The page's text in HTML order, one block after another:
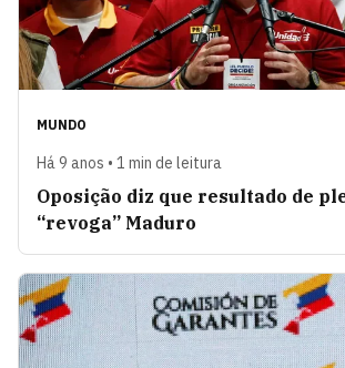
MUNDO
Há 9 anos • 1 min de leitura
Oposição diz que resultado de
“revoga” Maduro